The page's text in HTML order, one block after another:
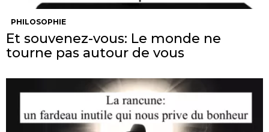
PHILOSOPHIE
Et souvenez-vous: Le monde ne
tourne pas autour de vous